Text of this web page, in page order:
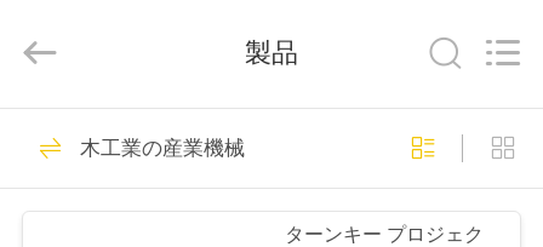
製
SUZHOU
ENGINEERING
Reserved.
OSBの生産ライン
製品
木工業の産業機械
ターンキー プロジェク